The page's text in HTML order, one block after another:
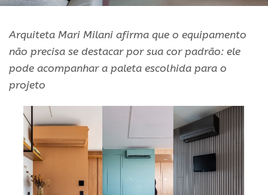
Arquiteta Mari Milani afirma que o equipamento
não precisa se destacar por sua cor padrão: ele
pode acompanhar a paleta escolhida para o
projeto